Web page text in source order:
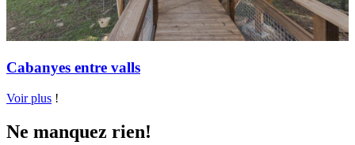
Cabanyes entre valls
Voir plus !
Ne manquez rien!